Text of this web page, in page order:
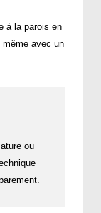
à la parois en
même avec un
ou